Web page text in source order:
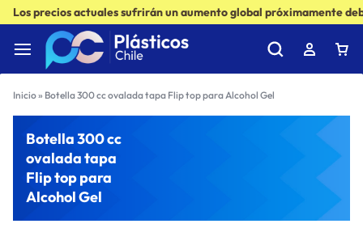
Los precios actuales sufrirán un aumento global próximamente
Inicio» Botella 300 cc ovalada tapa Flip top para Alcohol Gel
Botella 300 cc
ovalada tapa
Flip top para
Alcohol Gel